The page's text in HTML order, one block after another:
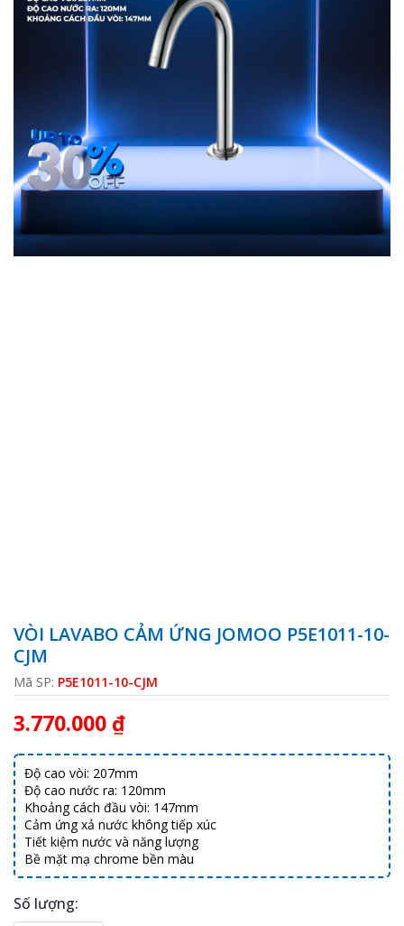
VÒI LAVABO CẢM ỨNG JOMOO P5E1011-10-
CJM
Mã SP: P5E1011-10-CJM
3.770.000 ₫
Độ cao vòi: 207mm
Độ cao nước ra: 120mm
Khoảng cách đầu vòi: 147mm
Cảm ứng xả nước không tiếp xúc
Tiết kiệm nước và năng lượng
Bề mặt mạ chrome bền màu
Số lượng: